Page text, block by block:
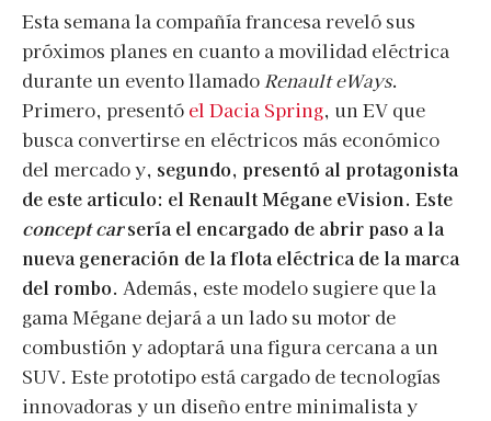
Esta semana la compañía francesa reveló sus
próximos planes en cuanto a movilidad eléctrica
durante un evento llamadoRenault eWays.
Primero, presentó el Dacia Spring, un EV que
busca convertirse en eléctricos más económico
del mercado y, segundo, presentó al protagonista
de este articulo: el Renault Mégane eVision. Este
concept carsería el encargado de abrir paso a la
nueva generación de la flota eléctrica de la marca
del rombo. Además, este modelo sugiere que la
gama Mégane dejará a un lado su motor de
combustión y adoptará una figura cercana a un
SUV. Este prototipo está cargado de tecnologías
innovadoras y un diseño entre minimalista y